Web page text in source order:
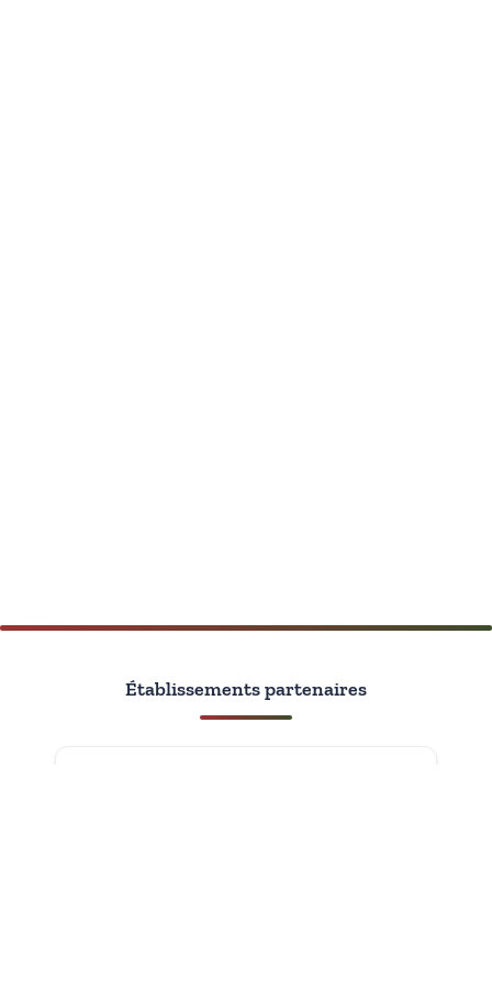
Établissements partenaires